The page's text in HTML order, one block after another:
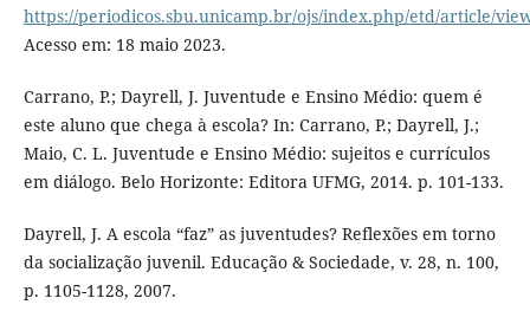
https://periodicos.sbu.unicamp.br/ojs/index.php/etd/article/
Acesso em: 18 maio 2023.
Carrano, P.; Dayrell, J. Juventude e Ensino Médio: quem é
este aluno que chega à escola? In: Carrano, P.; Dayrell, J.;
Maio, C. L. Juventude e Ensino Médio: sujeitos e currículos
em diálogo. Belo Horizonte: Editora UFMG, 2014. p. 101-133.
Dayrell, J. A escola “faz” as juventudes? Reflexões em torno
da socialização juvenil. Educação & Sociedade, v. 28, n. 100,
p. 1105-1128, 2007.